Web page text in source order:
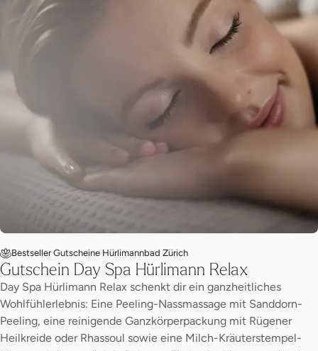
Bestseller Gutscheine Hürlimannbad Zürich
Gutschein Day Spa Hürlimann Relax
Day Spa Hürlimann Relax schenkt dir ein ganzheitliches
Wohlfühlerlebnis: Eine Peeling-Nassmassage mit Sanddorn-
Peeling, eine reinigende Ganzkörperpackung mit Rügener
Heilkreide oder Rhassoul sowie eine Milch-Kräuterstempel-